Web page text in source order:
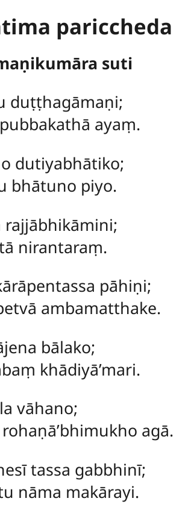
pariccheda
suti
duṭṭhagāmaṇi;
ayaṃ.
dutiyabhātiko;
bhātuno piyo.
rajjābhikāmini;
nirantaraṃ.
pāhiṇi;
ambamatthake.
bālako;
khādiyā’mari.
vāhano;
agā.
tassa gabbhinī;
nāma makārayi.